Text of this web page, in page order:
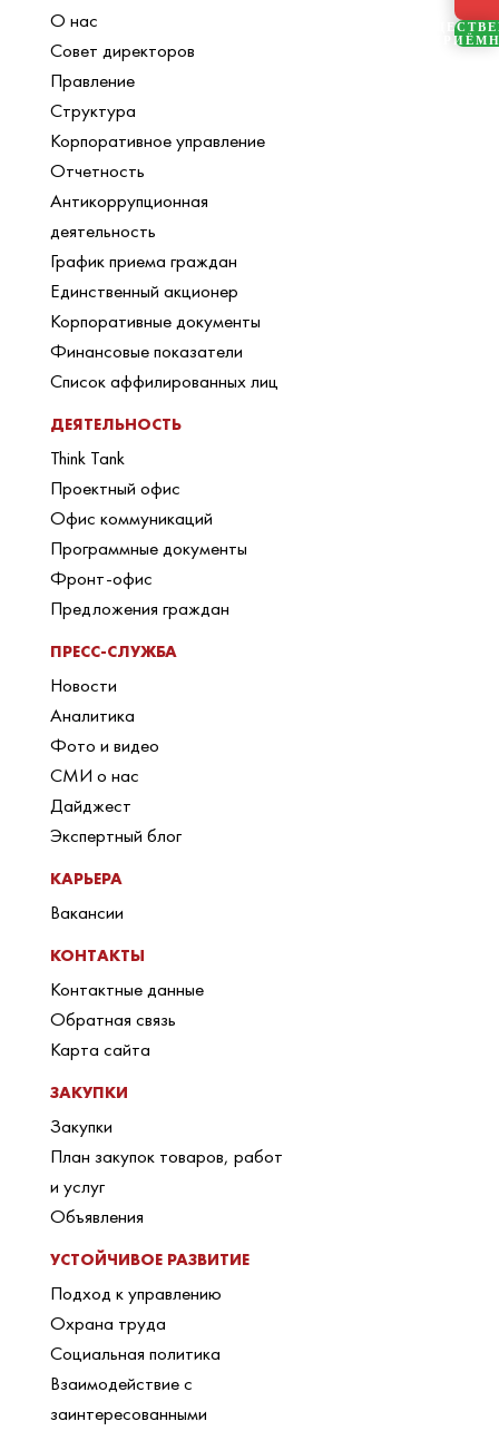
О нас
Совет директоров
Правление
Структура
Корпоративное управление
Отчетность
Антикоррупционная
деятельность
График приема граждан
Единственный акционер
Корпоративные документы
Финансовые показатели
Список аффилированных лиц
ДЕЯТЕЛЬНОСТЬ
Think Tank
Проектный офис
Офис коммуникаций
Программные документы
Фронт-офис
Предложения граждан
ПРЕСС-СЛУЖБА
Новости
Аналитика
Фото и видео
СМИ о нас
Дайджест
Экспертный блог
КАРЬЕРА
Вакансии
КОНТАКТЫ
Контактные данные
Обратная связь
Карта сайта
ЗАКУПКИ
Закупки
План закупок товаров, работ
и услуг
Объявления
УСТОЙЧИВОЕ РАЗВИТИЕ
Подход к управлению
Охрана труда
Социальная политика
Взаимодействие с
заинтересованными